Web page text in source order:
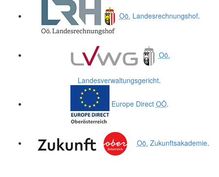
Oö. Landesrechnungshof.
Oö.
Landesverwaltungsgericht.
Europe Direct OÖ.
Oö. Zukunftsakademie.